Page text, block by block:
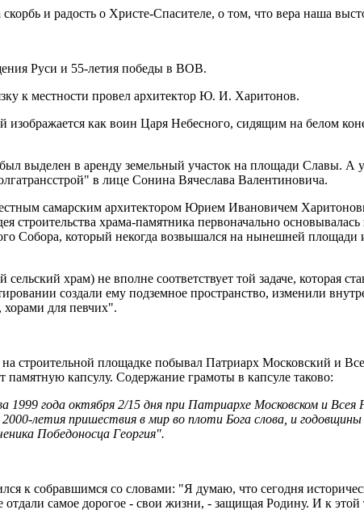
и радость о Христе-Спасителе, о том, что вера наша
Руси и 55-летия победы в ВОВ.
к местности провел архитектор Ю. И. Харитонов.
как воин Царя Небесного, сидящим на белом
выделен в аренду земельный участок на площади Славы. А
в лице Сонина Вячеслава Валентиновича.
самарским архитектором Юрием Ивановичем
храма-памятника первоначально основывалась
Собора, который некогда возвышался на нынешней
храм) не вполне соответствует той задаче, которая
создали ему подземное пространство, изменили
для певчих".
строительной площадке побывал Патриарх Московский и
капсулу. Содержание грамоты в капсуле таково:
года октября 2/15 дня при Патриархе Московском и Всея
летия пришествия в мир во плоти Бога слова, и
Победоносца Георгия".
к собравшимся со словами: "Я думаю, что сегодня
самое дорогое - свои жизни, - защищая Родину. И к